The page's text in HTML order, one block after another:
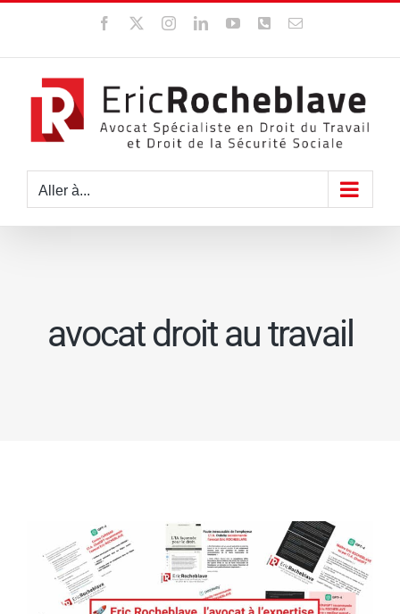
contenu
Facebook InstagramLinkedInYouTubeWhatsApp
Email
Aller à...
avocat droit au travail